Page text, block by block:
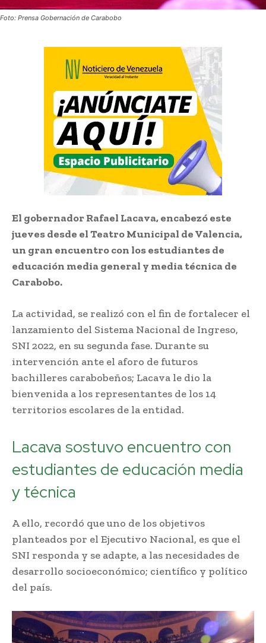
Foto: Prensa Gobernación de Carabobo
El gobernador Rafael Lacava, encabezó este
jueves desde el Teatro Municipal de Valencia,
un gran encuentro con los estudiantes de
educación media general y media técnica de
Carabobo.
La actividad, se realizó con el fin de fortalecer el
lanzamiento del Sistema Nacional de Ingreso,
SNI 2022, en su segunda fase. Durante su
intervención ante el aforo de futuros
bachilleres carabobeños; Lacava le dio la
bienvenida a los representantes de los 14
territorios escolares de la entidad.
Lacava sostuvo encuentro con
estudiantes de educación media
y técnica
A ello, recordó que uno de los objetivos
planteados por el Ejecutivo Nacional, es que el
SNI responda y se adapte, a las necesidades de
desarrollo socioeconómico; científico y político
del país.